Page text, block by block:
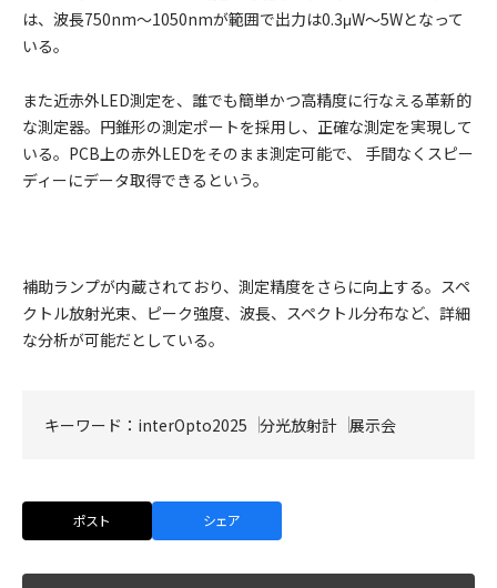
は、波長750nm～1050nmが範囲で出力は0.3μW～5Wとなって
いる。
また近赤外LED測定を、誰でも簡単かつ高精度に行なえる革新的
な測定器。円錐形の測定ポートを採用し、正確な測定を実現して
いる。PCB上の赤外LEDをそのまま測定可能で、 手間なくスピー
ディーにデータ取得できるという。
補助ランプが内蔵されており、測定精度をさらに向上する。スペ
クトル放射光束、ピーク強度、波長、スペクトル分布など、詳細
な分析が可能だとしている。
キーワード： interOpto2025 分光放射計 展示会
ポスト シェア